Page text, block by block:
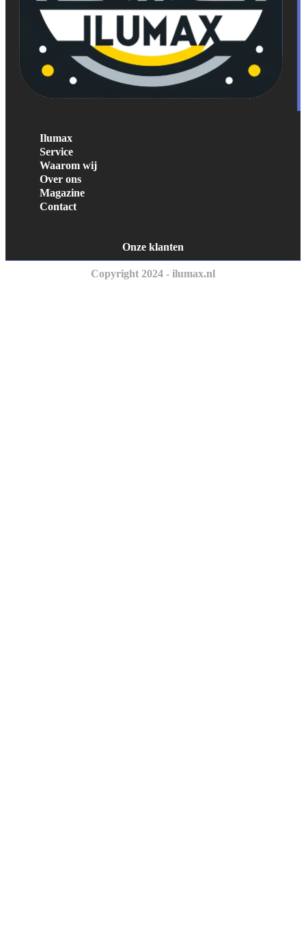
Ilumax
Service
Waarom wij
Over ons
Magazine
Contact
Onze klanten
Copyright 2024 - ilumax.nl